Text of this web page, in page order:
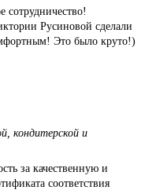
сотрудничество!
Русиновой сделали
Это было круто!)
кондитерской и
за качественную и
соответствия